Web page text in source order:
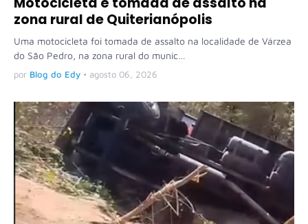
zona rural de Quiterianópolis
Uma motocicleta foi tomada de assalto na localidade de Várzea
do São Pedro, na zona rural do munic…
por Blog do Edy • agosto 06, 2026